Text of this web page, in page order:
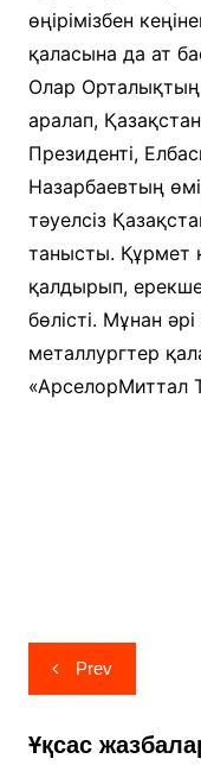
өңірімізбен
қаласына да ат
Олар
аралап,
Президенті,
Назарбаевтың
тәуелсіз
танысты. Құрмет
қалдырып,
бөлісті. Мұнан
металлургтер
«АрселорМиттал
Навигация
по
записям
Prev
Ұқсас